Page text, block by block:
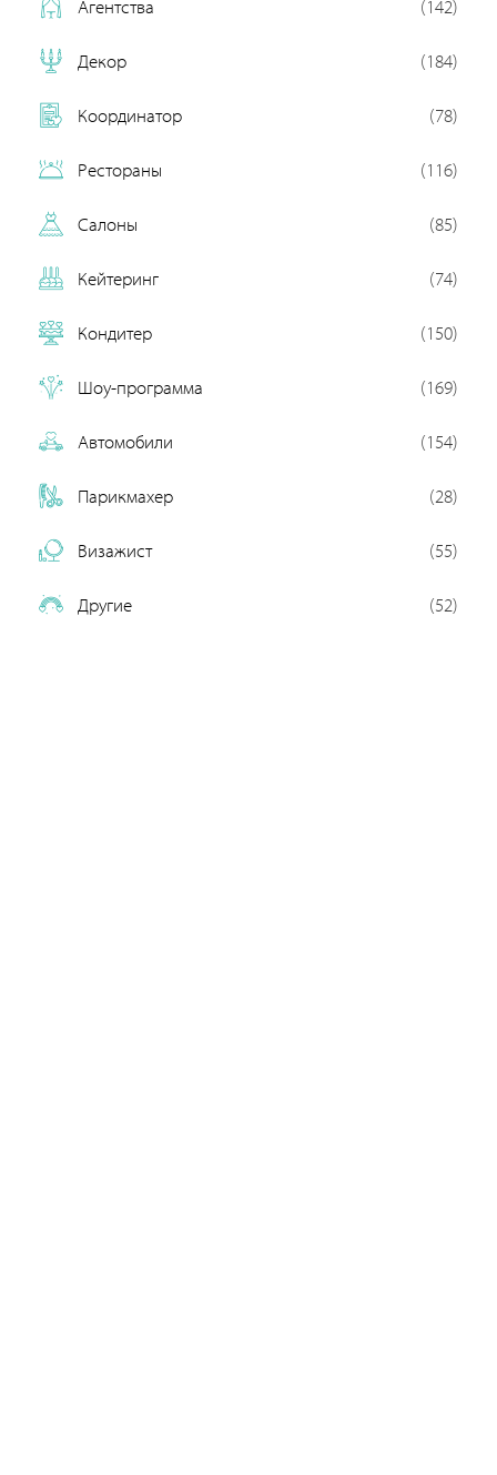
Агентства (142)
Декор (184)
Координатор (78)
Рестораны (116)
Салоны (85)
Кейтеринг (74)
Кондитер (150)
Шоу-программа (169)
Автомобили (154)
Парикмахер (28)
Визажист (55)
Другие (52)